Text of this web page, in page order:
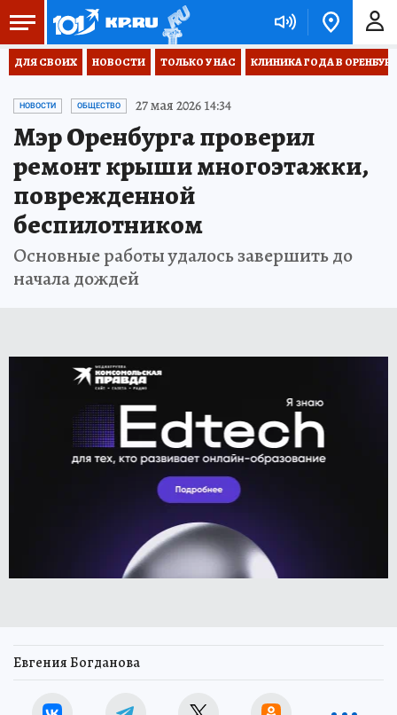
ДЛЯ СВОИХ НОВОСТИ ТОЛЬКО У НАС КЛИНИКА ГОДА В
НОВОСТИ ОБЩЕСТВО 27 мая 2026 14:34
Мэр Оренбурга проверил
ремонт крыши многоэтажки,
поврежденной
беспилотником
Основные работы удалось завершить до
начала дождей
Евгения Богданова